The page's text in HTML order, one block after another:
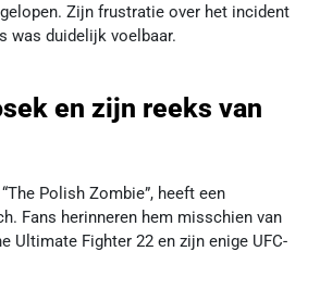
Zijn frustratie over het incident
was duidelijk voelbaar.
en zijn reeks van
Polish Zombie”, heeft een
Fans herinneren hem misschien van
Ultimate Fighter 22 en zijn enige UFC-